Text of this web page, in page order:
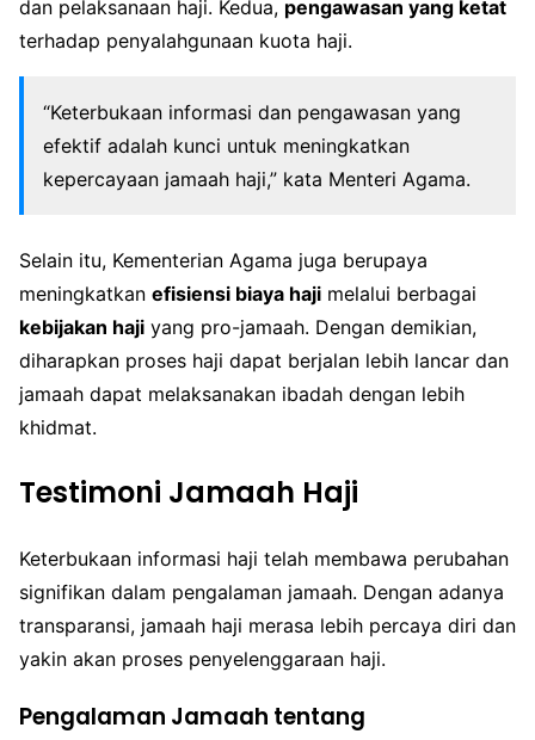
dan pelaksanaan haji. Kedua, pengawasan yang ketat
terhadap penyalahgunaan kuota haji.
“Keterbukaan informasi dan pengawasan yang
efektif adalah kunci untuk meningkatkan
kepercayaan jamaah haji,” kata Menteri Agama.
Selain itu, Kementerian Agama juga berupaya
meningkatkan efisiensi biaya haji melalui berbagai
kebijakan haji yang pro-jamaah. Dengan demikian,
diharapkan proses haji dapat berjalan lebih lancar dan
jamaah dapat melaksanakan ibadah dengan lebih
khidmat.
Testimoni Jamaah Haji
Keterbukaan informasi haji telah membawa perubahan
signifikan dalam pengalaman jamaah. Dengan adanya
transparansi, jamaah haji merasa lebih percaya diri dan
yakin akan proses penyelenggaraan haji.
Pengalaman Jamaah tentang